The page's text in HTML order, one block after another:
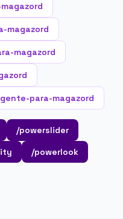
magazord
magazord
para-magazord
/powerslider
/powerlook